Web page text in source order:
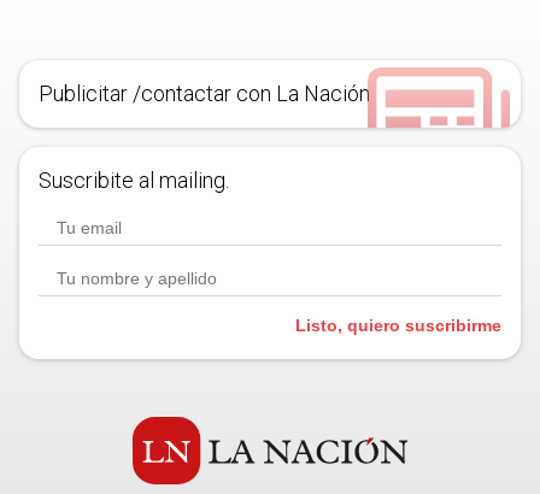
Publicitar /contactar con La Nación
Suscribite al mailing.
Listo, quiero suscribirme